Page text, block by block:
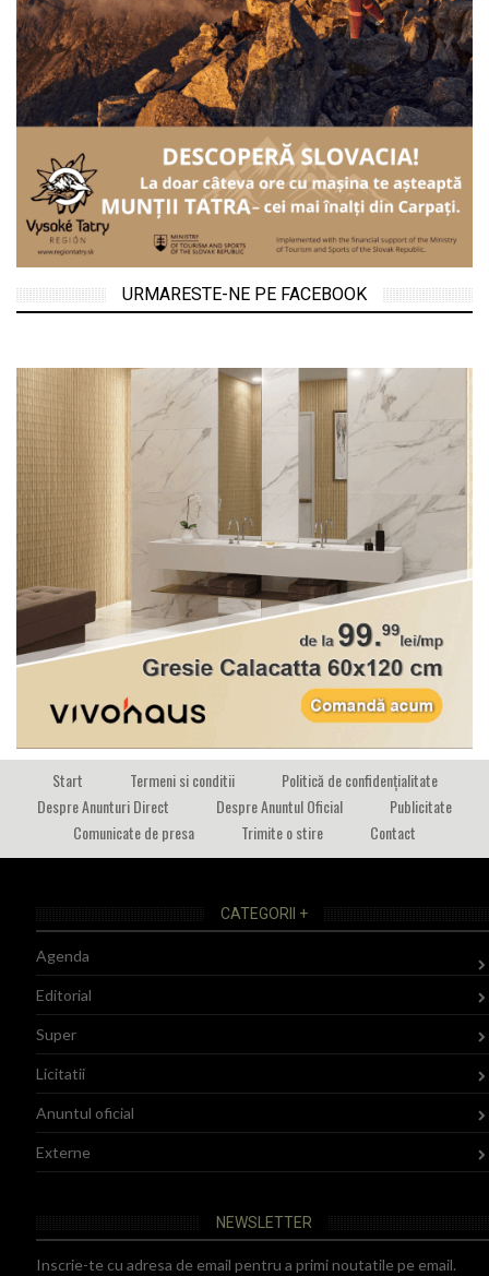
URMARESTE-NE PE FACEBOOK
Start Termeni si conditii
Politică de confidențialitate
Despre Anunturi Direct
Despre Anuntul Oficial
Publicitate
Comunicate de presa
Trimite o stire Contact
CATEGORII +
Agenda
Editorial
Super
Licitatii
Anuntul oficial
Externe
NEWSLETTER
Inscrie-te cu adresa de email pentru a primi noutatile pe email.